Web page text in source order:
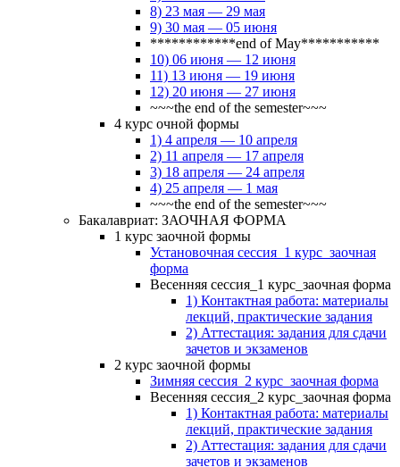
8) 23 мая — 29 мая
9) 30 мая — 05 июня
************end of May***********
10) 06 июня — 12 июня
11) 13 июня — 19 июня
12) 20 июня — 27 июня
~~~the end of the semester~~~
4 курс очной формы
1) 4 апреля — 10 апреля
2) 11 апреля — 17 апреля
3) 18 апреля — 24 апреля
4) 25 апреля — 1 мая
~~~the end of the semester~~~
Бакалавриат: ЗАОЧНАЯ ФОРМА
1 курс заочной формы
Установочная сессия_1 курс_заочная
форма
Весенняя сессия_1 курс_заочная форма
1) Контактная работа: материалы
лекций, практические задания
2) Аттестация: задания для сдачи
зачетов и экзаменов
2 курс заочной формы
Зимняя сессия_2 курс_заочная форма
Весенняя сессия_2 курс_заочная форма
1) Контактная работа: материалы
лекций, практические задания
2) Аттестация: задания для сдачи
зачетов и экзаменов